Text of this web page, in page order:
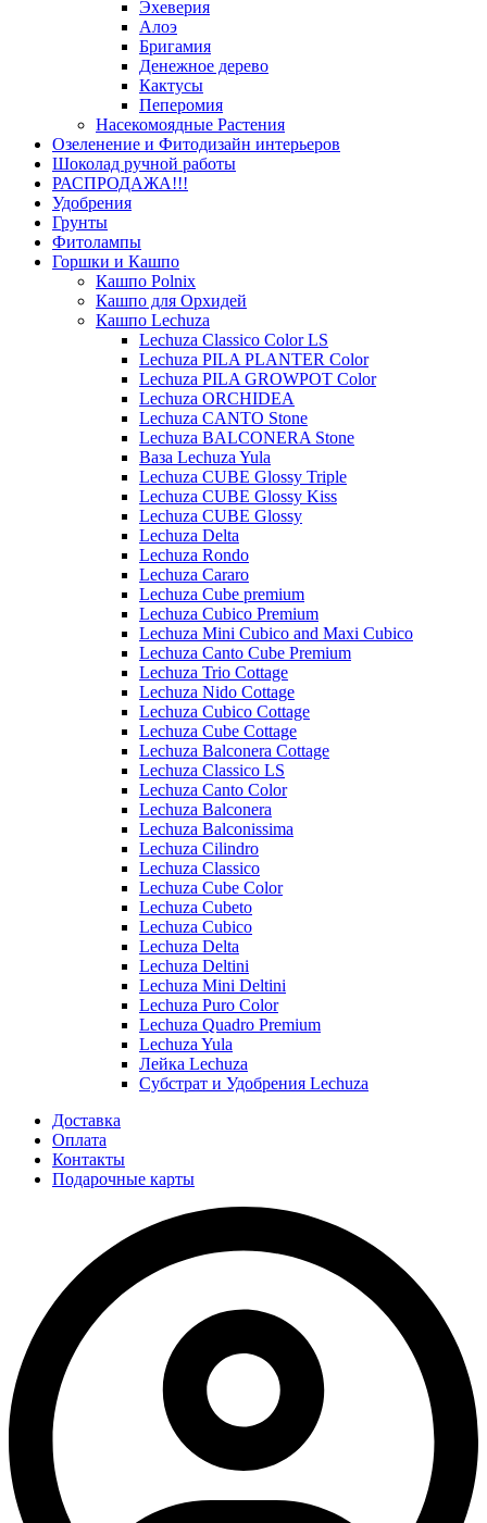
Эхеверия
Алоэ
Бригамия
Денежное дерево
Кактусы
Пеперомия
Насекомоядные Растения
Озеленение и Фитодизайн интерьеров
Шоколад ручной работы
РАСПРОДАЖА!!!
Удобрения
Грунты
Фитолампы
Горшки и Кашпо
Кашпо Polnix
Кашпо для Орхидей
Кашпо Lechuza
Lechuza Classico Color LS
Lechuza PILA PLANTER Color
Lechuza PILA GROWPOT Color
Lechuza ORCHIDEA
Lechuza CANTO Stone
Lechuza BALCONERA Stone
Ваза Lechuza Yula
Lechuza CUBE Glossy Triple
Lechuza CUBE Glossy Kiss
Lechuza CUBE Glossy
Lechuza Delta
Lechuza Rondo
Lechuza Cararo
Lechuza Cube premium
Lechuza Cubico Premium
Lechuza Mini Cubico and Maxi Cubico
Lechuza Canto Cube Premium
Lechuza Trio Cottage
Lechuza Nido Cottage
Lechuza Cubico Cottage
Lechuza Cube Cottage
Lechuza Balconera Cottage
Lechuza Classico LS
Lechuza Canto Color
Lechuza Balconera
Lechuza Balconissima
Lechuza Cilindro
Lechuza Classico
Lechuza Cube Color
Lechuza Cubeto
Lechuza Cubico
Lechuza Delta
Lechuza Deltini
Lechuza Mini Deltini
Lechuza Puro Color
Lechuza Quadro Premium
Lechuza Yula
Лейка Lechuza
Субстрат и Удобрения Lechuza
Доставка
Оплата
Контакты
Подарочные карты